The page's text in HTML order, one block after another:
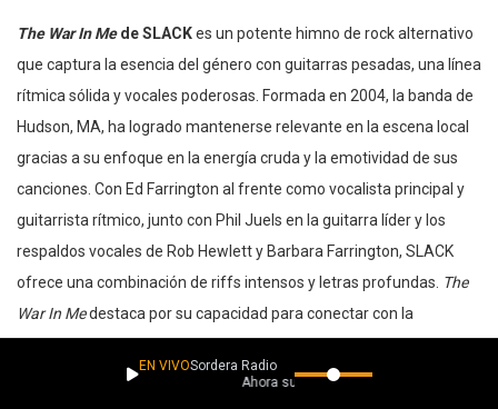
The War In Mede SLACKes un potente himno de rock alternativo
que captura la esencia del género con guitarras pesadas, una línea
rítmica sólida y vocales poderosas. Formada en 2004, la banda de
Hudson, MA, ha logrado mantenerse relevante en la escena local
gracias a su enfoque en la energía cruda y la emotividad de sus
canciones. Con Ed Farrington al frente como vocalista principal y
guitarrista rítmico, junto con Phil Juels en la guitarra líder y los
respaldos vocales de Rob Hewlett y Barbara Farrington, SLACK
ofrece una combinación de riffs intensos y letras profundas. The
War In Medestaca por su capacidad para conectar con la
audiencia, creando una atmósfera cargada de tensión emocional.
Con una formación que ha evolucionado a lo largo de los años, la
EN VIVOSordera Radio
Ahora suena